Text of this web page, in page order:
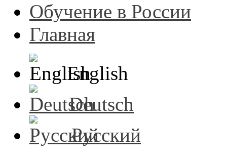
Обучение в России
Главная
English
Deutsch
Русский